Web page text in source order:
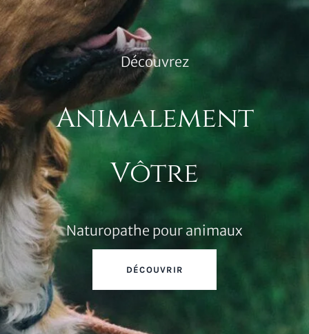
Découvrez
Animalement
Vôtre
Naturopathe pour animaux
DÉCOUVRIR